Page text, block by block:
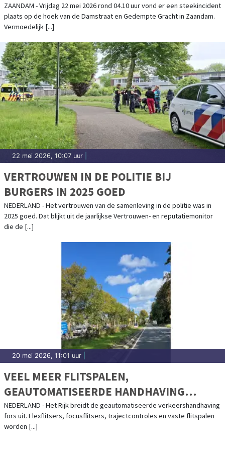
ZAANDAM - Vrijdag 22 mei 2026 rond 04.10 uur vond er een steekincident
plaats op de hoek van de Damstraat en Gedempte Gracht in Zaandam.
Vermoedelijk [...]
22 mei 2026, 10:07 uur
VERTROUWEN IN DE POLITIE BIJ
BURGERS IN 2025 GOED
NEDERLAND - Het vertrouwen van de samenleving in de politie was in
2025 goed. Dat blijkt uit de jaarlijkse Vertrouwen- en reputatiemonitor
die de [...]
20 mei 2026, 11:01 uur
VEEL MEER FLITSPALEN,
GEAUTOMATISEERDE HANDHAVING
VERDUBBELT
NEDERLAND - Het Rijk breidt de geautomatiseerde verkeershandhaving
fors uit. Flexflitsers, focusflitsers, trajectcontroles en vaste flitspalen
worden [...]